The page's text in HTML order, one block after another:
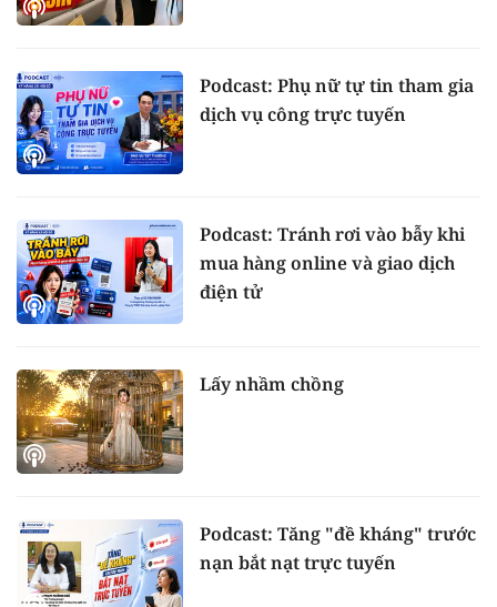
Podcast: Phụ nữ tự tin tham gia
dịch vụ công trực tuyến
Podcast: Tránh rơi vào bẫy khi
mua hàng online và giao dịch
điện tử
Lấy nhầm chồng
Podcast: Tăng "đề kháng" trước
nạn bắt nạt trực tuyến